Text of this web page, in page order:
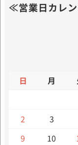
≪営業日カレ
日
月
2
3
9
10